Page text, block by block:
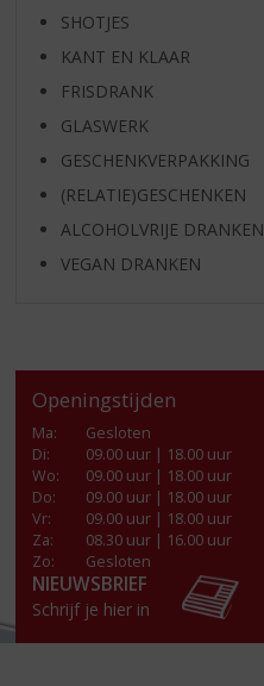
SHOTJES
KANT EN KLAAR
FRISDRANK
GLASWERK
GESCHENKVERPAKKING
(RELATIE)GESCHENKEN
ALCOHOLVRIJE DRANKEN
VEGAN DRANKEN
Openingstijden
Ma:
Gesloten
Di:
09.00 uur | 18.00 uur
Wo:
09.00 uur | 18.00 uur
Do:
09.00 uur | 18.00 uur
Vr:
09.00 uur | 18.00 uur
Za:
08.30 uur | 16.00 uur
Zo:
Gesloten
NIEUWSBRIEF
Schrijf je hier in